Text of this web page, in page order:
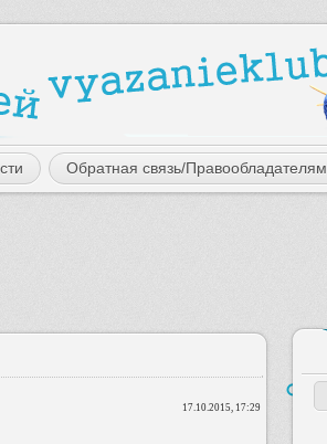
Обратная связь/Правообладателям
17.10.2015, 17:29